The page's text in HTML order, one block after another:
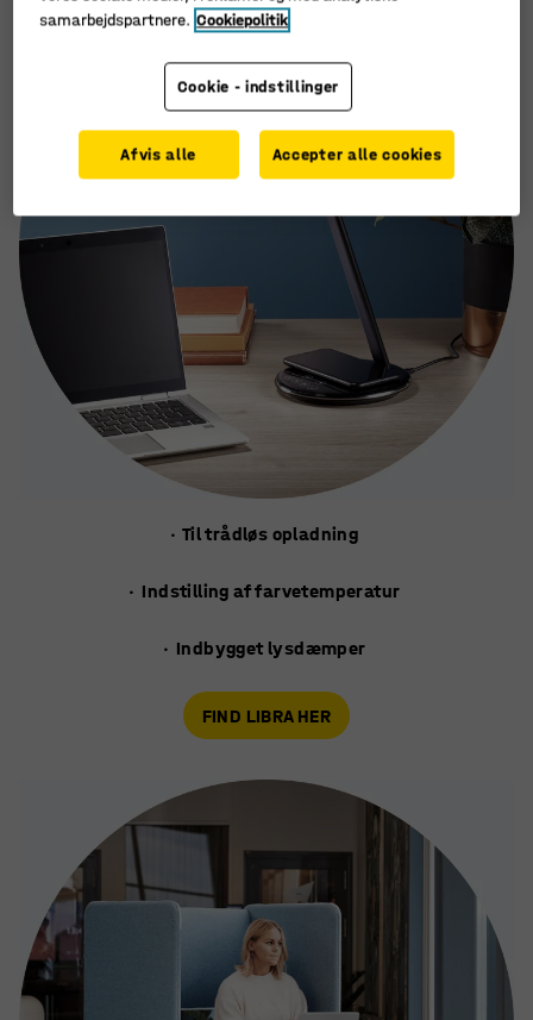
· Til trådløs opladning
· Indstilling af farvetemperatur
· Indbygget lysdæmper
FIND LIBRA HER
samarbejdspartnere. Cookiepolitik
Cookie - indstillinger
Afvis alle Accepter alle cookies